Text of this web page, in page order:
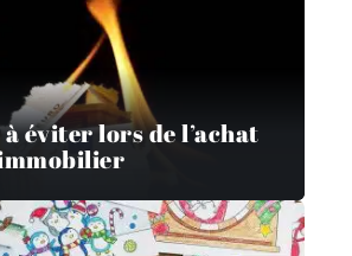
à éviter lors de l’achat